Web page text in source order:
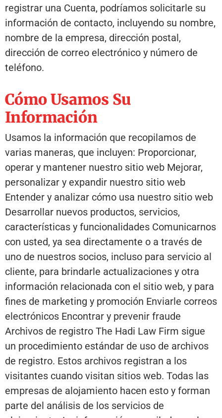
registrar una Cuenta, podríamos solicitarle su
información de contacto, incluyendo su nombre,
nombre de la empresa, dirección postal,
dirección de correo electrónico y número de
teléfono.
Cómo Usamos Su
Información
Usamos la información que recopilamos de
varias maneras, que incluyen: Proporcionar,
operar y mantener nuestro sitio web Mejorar,
personalizar y expandir nuestro sitio web
Entender y analizar cómo usa nuestro sitio web
Desarrollar nuevos productos, servicios,
características y funcionalidades Comunicarnos
con usted, ya sea directamente o a través de
uno de nuestros socios, incluso para servicio al
cliente, para brindarle actualizaciones y otra
información relacionada con el sitio web, y para
fines de marketing y promoción Enviarle correos
electrónicos Encontrar y prevenir fraude
Archivos de registro The Hadi Law Firm sigue
un procedimiento estándar de uso de archivos
de registro. Estos archivos registran a los
visitantes cuando visitan sitios web. Todas las
empresas de alojamiento hacen esto y forman
parte del análisis de los servicios de